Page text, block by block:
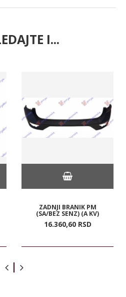
I...
ZADNJI BRANIK PM
(SA/BEZ SENZ) (A KV)
16.360,60 RSD